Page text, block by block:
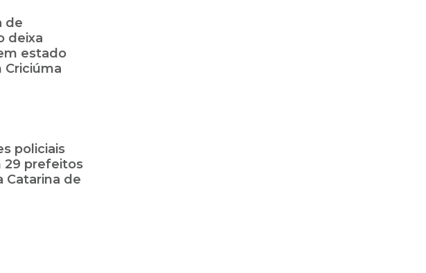
de
deixa
estado
Criciúma
policiais
29 prefeitos
Catarina de